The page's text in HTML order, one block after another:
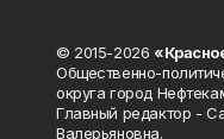
© 2015-2026
Общественно-
округа город
Главный редактор -
Валерьяновна.